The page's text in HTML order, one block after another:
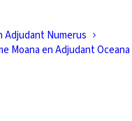
Adjudant Numerus
Moana en Adjudant Oceana